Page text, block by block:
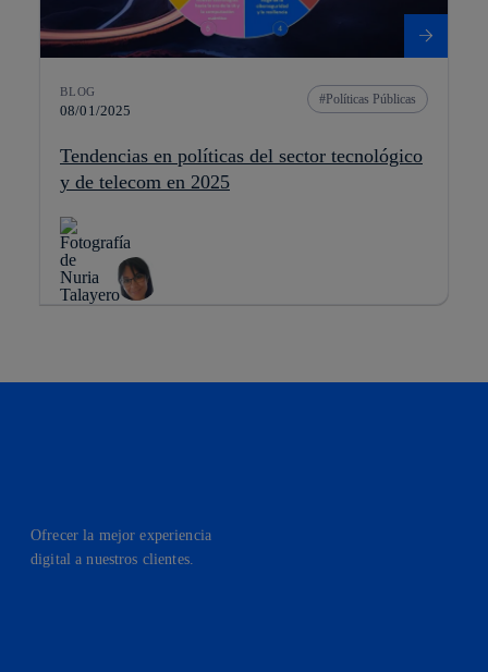
BLOG
08/01/2025
Políticas Públicas
Tendencias en políticas del sector tecnológico
y de telecom en 2025
Ofrecer la mejor experiencia
digital a nuestros clientes.